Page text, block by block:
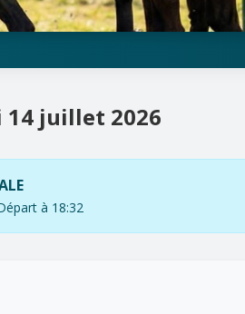
14 juillet 2026
à 18:32